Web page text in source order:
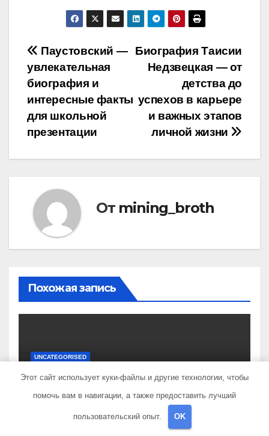
Навигация
по
записям
Биография Таисии
Недзвецкая — от
детства до
успехов в карьере
и важных этапов
личной жизни
Паустовский —
увлекательная
биография и
интересные факты
для школьной
презентации
От mining_broth
Похожая запись
UNCATEGORISED
Галилео Галилей —
известный ученый и его
открытия — краткая
биография, достижения и
MINING_BROTH
Этот сайт использует куки-файлы и другие технологии, чтобы
помочь вам в навигации, а также предоставить лучший
пользовательский опыт. OK